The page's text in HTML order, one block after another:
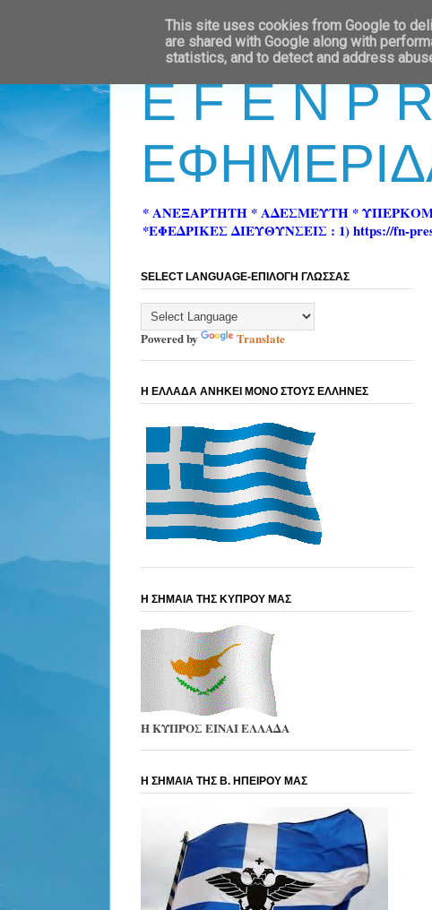
E F E N P
* ΑΝΕΞΑΡΤΗΤΗ * ΑΔΕΣΜΕΥΤΗ *
*ΕΦΕΔΡΙΚΕΣ ΔΙΕΥΘΥΝΣΕΙΣ : 1) https://fn-
SELECT LANGUAGE-ΕΠΙΛΟΓΗ ΓΛΩΣΣΑΣ
Powered by Translate
Η ΕΛΛΑΔΑ ΑΝΗΚΕΙ ΜΟΝΟ ΣΤΟΥΣ ΕΛΛΗΝΕΣ
Η ΣΗΜΑΙΑ ΤΗΣ ΚΥΠΡΟΥ ΜΑΣ
Η ΚΥΠΡΟΣ ΕΙΝΑΙ ΕΛΛΑΔΑ
Η ΣΗΜΑΙΑ ΤΗΣ Β. ΗΠΕΙΡΟΥ ΜΑΣ
This site uses cookies from Google to
are shared with Google along with
statistics, and to detect and address